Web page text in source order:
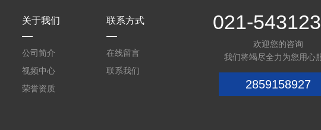
关于我们
公司简介
视频中心
荣誉资质
联系方式
在线留言
联系我们
021-
欢迎您的咨询
我们将竭尽全力为您用心
2859158927